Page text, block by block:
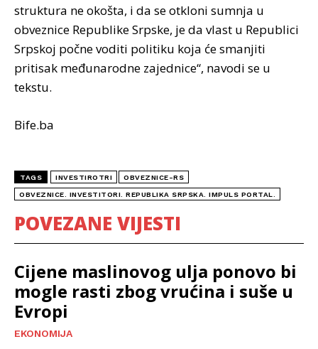
struktura ne okošta, i da se otkloni sumnja u
obveznice Republike Srpske, je da vlast u Republici
Srpskoj počne voditi politiku koja će smanjiti
pritisak međunarodne zajednice“, navodi se u
tekstu.
Bife.ba
TAGS INVESTIROTRI OBVEZNICE-RS
OBVEZNICE. INVESTITORI. REPUBLIKA SRPSKA. IMPULS PORTAL.
POVEZANE VIJESTI
Cijene maslinovog ulja ponovo bi
mogle rasti zbog vrućina i suše u
Evropi
EKONOMIJA